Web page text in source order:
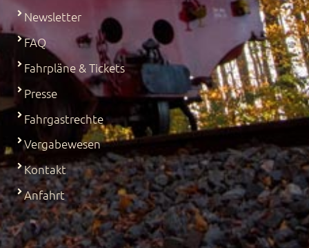
Newsletter
FAQ
Fahrpläne & Tickets
Presse
Fahrgastrechte
Vergabewesen
Kontakt
Anfahrt